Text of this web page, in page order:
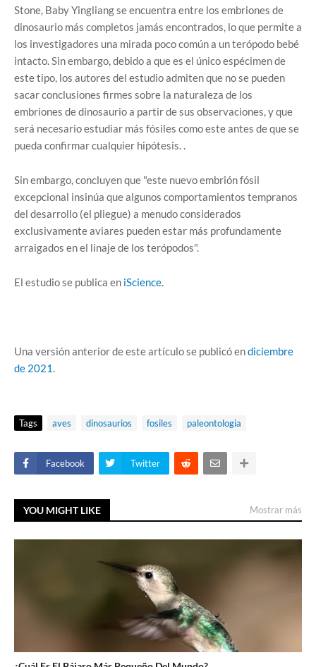
Stone, Baby Yingliang se encuentra entre los embriones de
dinosaurio más completos jamás encontrados, lo que permite a
los investigadores una mirada poco común a un terópodo bebé
intacto. Sin embargo, debido a que es el único espécimen de
este tipo, los autores del estudio admiten que no se pueden
sacar conclusiones firmes sobre la naturaleza de los
embriones de dinosaurio a partir de sus observaciones, y que
será necesario estudiar más fósiles como este antes de que se
pueda confirmar cualquier hipótesis. .
Sin embargo, concluyen que "este nuevo embrión fósil
excepcional insinúa que algunos comportamientos tempranos
del desarrollo (el pliegue) a menudo considerados
exclusivamente aviares pueden estar más profundamente
arraigados en el linaje de los terópodos".
El estudio se publica en iScience.
Una versión anterior de este artículo se publicó endiciembre
de 2021.
Tags aves dinosaurios fosiles paleontologia
Facebook Twitter
YOU MIGHT LIKE Mostrar más